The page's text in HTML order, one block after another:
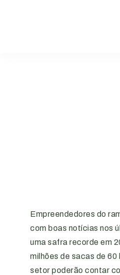
Empreendedores do
com boas notícias nos
uma safra recorde em
milhões de sacas de 60
setor poderão contar